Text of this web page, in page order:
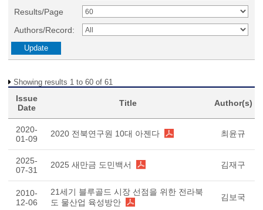
Results/Page
Authors/Record:
Showing results 1 to 60 of 61
Issue
Date
Title Author(s)
2020-
01-09
2020 전북연구원 10대 아젠다 최윤규
2025-
07-31
2025 새만금 도민백서 김재구
2010-
12-06
21세기 블루골드 시장 선점을 위한 전라북
도 물산업 육성방안
김보국